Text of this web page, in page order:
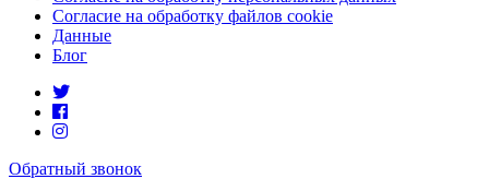
Согласие на обработку файлов cookie
Данные
Блог
Обратный звонок